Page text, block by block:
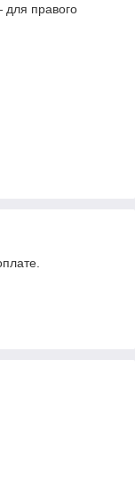
правого